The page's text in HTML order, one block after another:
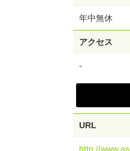
年中無休
アクセス
-
URL
http://